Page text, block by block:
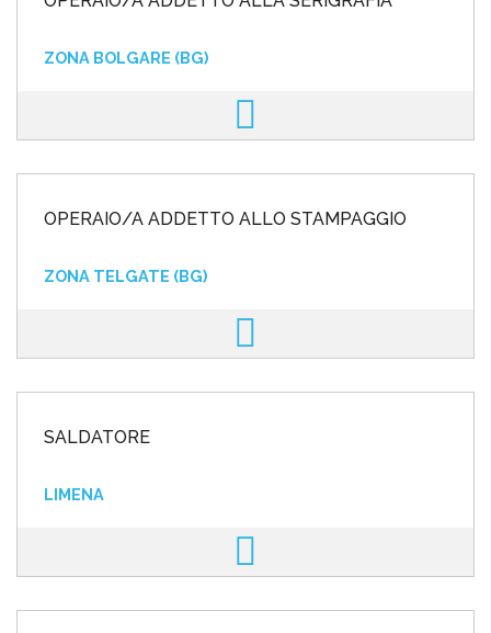
ZONA BOLGARE (BG)
OPERAIO/A ADDETTO ALLO STAMPAGGIO
ZONA TELGATE (BG)
SALDATORE
LIMENA